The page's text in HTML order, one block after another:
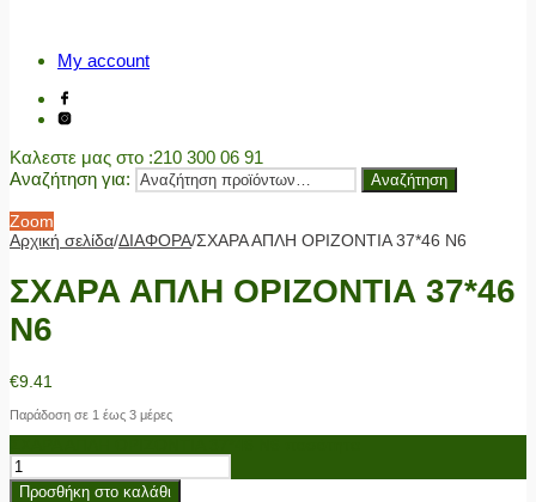
My account
Καλεστε μας στο :210 300 06 91
Αναζήτηση για:
Αναζήτηση
Zoom
Αρχική σελίδα/ΔΙΑΦΟΡΑ/ΣΧΑΡΑ ΑΠΛΗ ΟΡΙΖΟΝΤΙΑ 37*46 N6
ΣΧΑΡΑ ΑΠΛΗ ΟΡΙΖΟΝΤΙΑ 37*46
N6
€9.41
Παράδοση σε 1 έως 3 μέρες
Προσθήκη στο καλάθι